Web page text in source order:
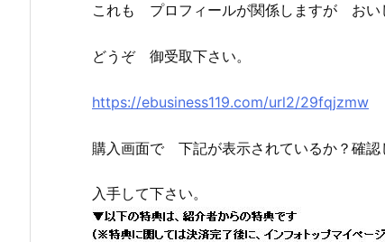
これも プロフィールが関係しますが おい
どうぞ 御受取下さい。
https://ebusiness119.com/url2/29fqjzmw
購入画面で 下記が表示されているか？確認
入手して下さい。